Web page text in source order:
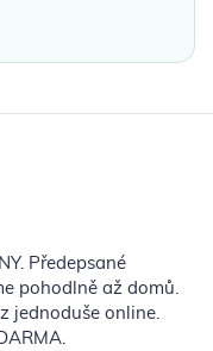
Předepsané
pohodlně až domů.
jednoduše online.